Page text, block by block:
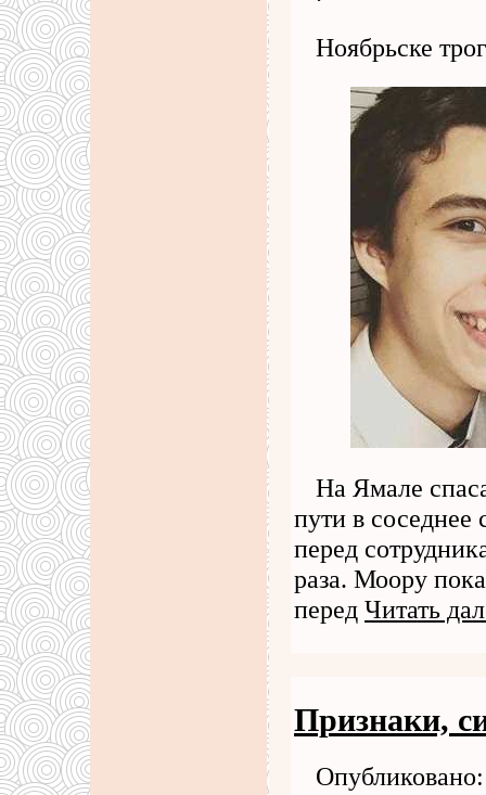
Ноябрьске
На Ямале
пути в
перед
раза. Моору
перед Читать
Признаки,